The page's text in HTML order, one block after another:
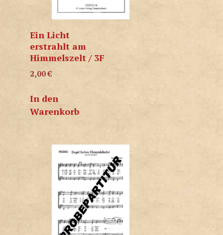
Ein Licht
erstrahlt am
Himmelszelt / 3F
2,00€
In den
Warenkorb